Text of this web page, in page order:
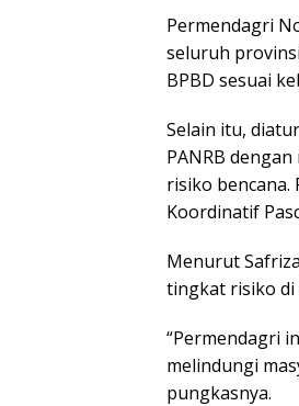
Permendagri
seluruh
BPBD sesuai
Selain itu,
PANRB
risiko bencana.
Koordinatif
Menurut
tingkat risiko di
“Permendagri
melindungi
pungkasnya.